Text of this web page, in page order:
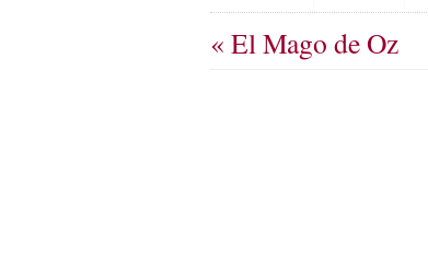
« El Mago de Oz